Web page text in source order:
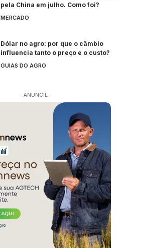
pela China em julho. Como foi?
MERCADO
Dólar no agro: por que o câmbio
influencia tanto o preço e o custo?
GUIAS DO AGRO
- ANUNCIE -